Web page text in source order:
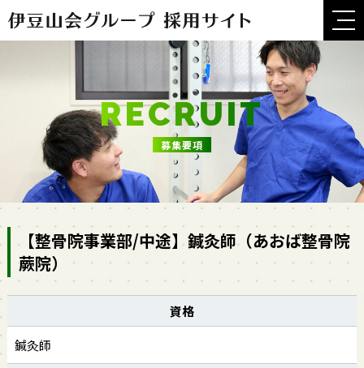
RECRUIT
募集要項
【整骨院事業部/中途】鍼灸師（あおば整骨院
蕨院）
資格
鍼灸師